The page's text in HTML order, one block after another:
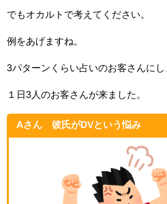
でもオカルトで考えてください。
例をあげますね。
3パターンくらい占いのお客さんにし
１日3人のお客さんが来ました。
Aさん 彼氏がDVという悩み